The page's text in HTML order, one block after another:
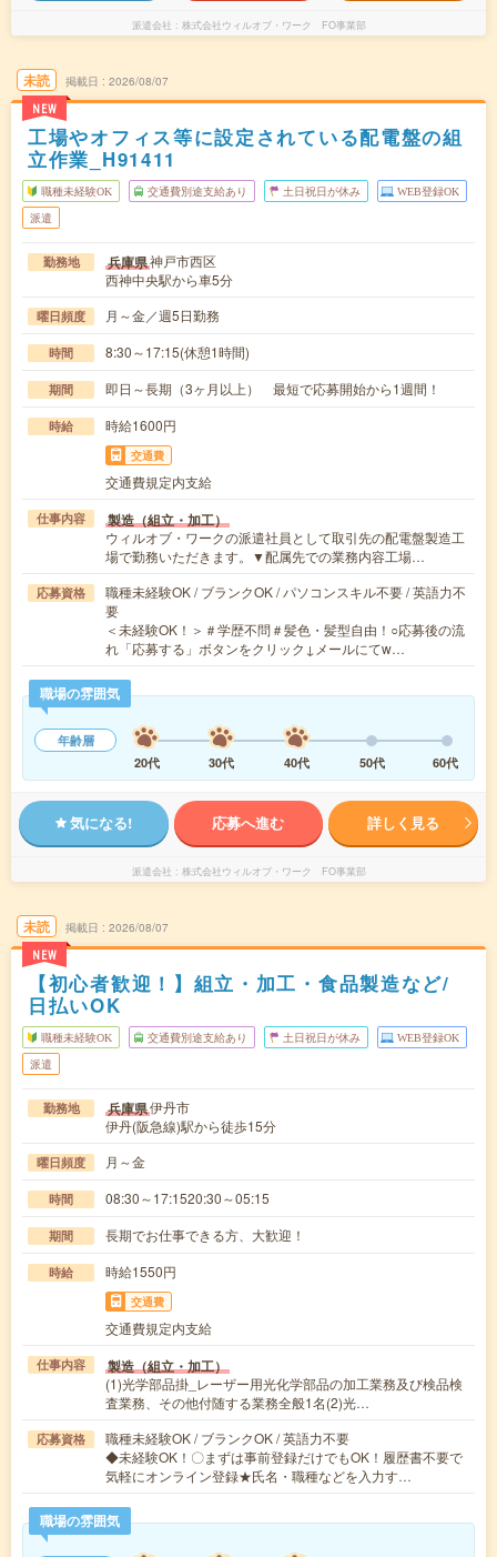
派遣会社 株式会社ウィルオブ・ワーク FO事業部
未読
NEW
掲載日 2026/08/07
工場やオフィス等に設定されている配電盤の組
立作業_H91411
職種未経験OK 交通費別途支給あり 土日祝日が休み WEB登録OK
派遣
勤務地 兵庫県神戸市西区
西神中央駅から車5分
曜日頻度 月～金／週5日勤務
時間 8:30～17:15(休憩1時間)
期間 即日～長期（3ヶ月以上） 最短で応募開始から1週間！
時給 時給1600円
交通費
交通費規定内支給
仕事内容 製造（組立・加工）
ウィルオブ・ワークの派遣社員として取引先の配電盤製造工
場で勤務いただきます。▼配属先での業務内容工場…
応募資格
職種未経験OK / ブランクOK / パソコンスキル不要 / 英語力不
要
＜未経験OK！＞＃学歴不問＃髪色・髪型自由！○応募後の流
れ「応募する」ボタンをクリック↓メールにてw…
職場の雰囲気
年齢層
20代
30代 40代 50代 60代
気になる! 応募へ進む 詳しく見る
派遣会社 株式会社ウィルオブ・ワーク FO事業部
未読
NEW
掲載日 2026/08/07
【初心者歓迎！】組立・加工・食品製造など/
日払いOK
職種未経験OK 交通費別途支給あり 土日祝日が休み WEB登録OK
派遣
勤務地 兵庫県伊丹市
伊丹(阪急線)駅から徒歩15分
曜日頻度 月～金
時間 08:30～17:1520:30～05:15
期間 長期でお仕事できる方、大歓迎！
時給 時給1550円
交通費
交通費規定内支給
仕事内容 製造（組立・加工）
(1)光学部品掛_レーザー用光化学部品の加工業務及び検品検
査業務、その他付随する業務全般1名(2)光…
応募資格
職種未経験OK / ブランクOK / 英語力不要
◆未経験OK！〇まずは事前登録だけでもOK！履歴書不要で
気軽にオンライン登録★氏名・職種などを入力す…
職場の雰囲気